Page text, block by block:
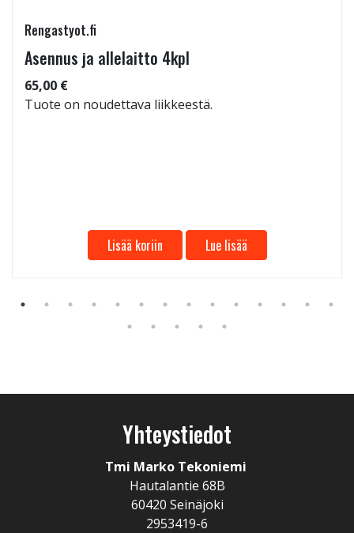
Rengastyot.fi
Asennus ja allelaitto 4kpl
65,00 €
Tuote on noudettava liikkeestä.
Lisää koriin Lue lisää
Yhteystiedot
Tmi Marko Tekoniemi
Hautalantie 68B
60420 Seinäjoki
2953419-6